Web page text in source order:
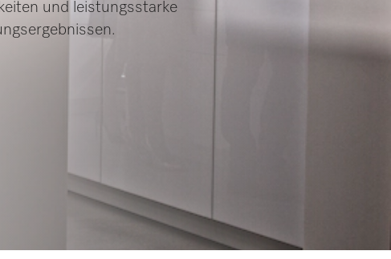
und leistungsstarke